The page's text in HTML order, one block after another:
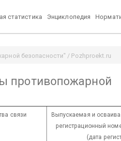
статистика Энциклопедия
безопасности" / Pozhproekt.ru
противопожарной
связи
Выпускаемая и
регистрационный
(дата